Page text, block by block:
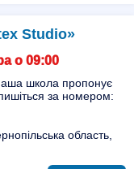
Studio»
о 09:00
школа пропонує
за номером:
область,